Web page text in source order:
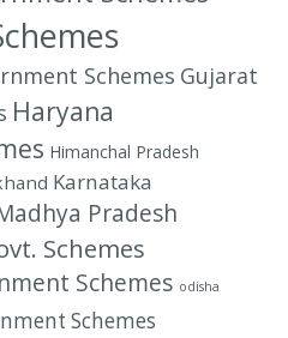
Schemes Gujarat
Haryana
Himanchal Pradesh
Karnataka
Pradesh
Schemes
Schemes odisha
Schemes